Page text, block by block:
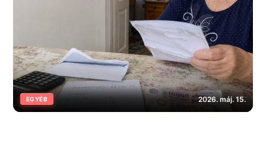
EGYÉB 2026. máj. 15.